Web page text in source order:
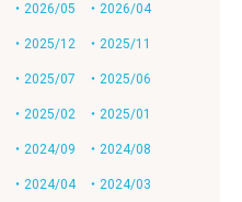
・2026/05 ・2026/04
・2025/12 ・2025/11
・2025/07 ・2025/06
・2025/02 ・2025/01
・2024/09 ・2024/08
・2024/04 ・2024/03